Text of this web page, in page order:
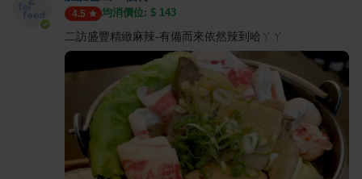
4.5 均消價位: $ 143
二訪盛豐精緻麻辣-有備而來依然辣到哈ㄚㄚ